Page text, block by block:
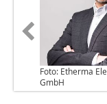
Foto: Etherma
GmbH